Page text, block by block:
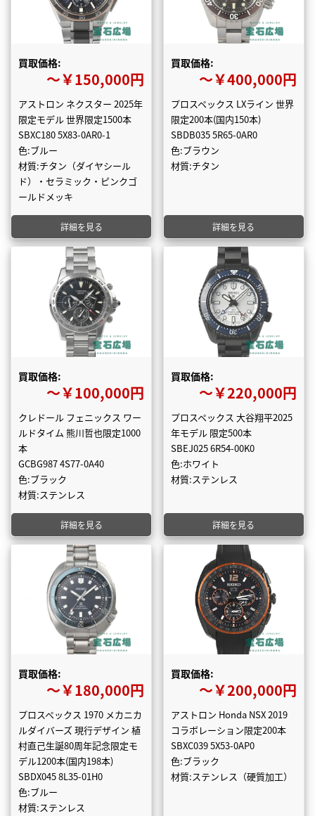
買取価格:
〜￥150,000円
アストロン ネクスター 2025年
限定モデル 世界限定1500本
SBXC180 5X83-0AR0-1
色:ブルー
材質:チタン（ダイヤシール
ド）・セラミック・ピンクゴ
ールドメッキ
詳細を見る
買取価格:
〜￥400,000円
プロスペックス LXライン 世界
限定200本(国内150本)
SBDB035 5R65-0AR0
色:ブラウン
材質:チタン
詳細を見る
買取価格:
〜￥100,000円
クレドール フェニックス ワー
ルドタイム 熊川哲也限定1000
本
GCBG987 4S77-0A40
色:ブラック
材質:ステンレス
詳細を見る
買取価格:
〜￥220,000円
プロスペックス 大谷翔平2025
年モデル 限定500本
SBEJ025 6R54-00K0
色:ホワイト
材質:ステンレス
詳細を見る
買取価格:
〜￥180,000円
プロスペックス 1970 メカニカ
ルダイバーズ 現行デザイン 植
村直己生誕80周年記念限定モ
デル1200本(国内198本)
SBDX045 8L35-01H0
色:ブルー
材質:ステンレス
買取価格:
〜￥200,000円
アストロン Honda NSX 2019
コラボレーション限定200本
SBXC039 5X53-0AP0
色:ブラック
材質:ステンレス（硬質加工）